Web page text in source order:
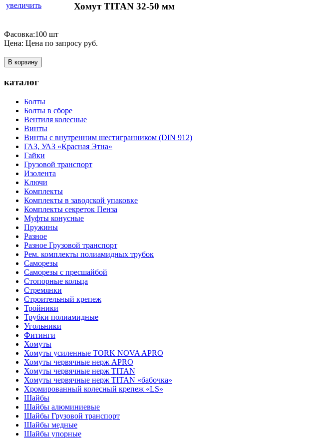
увеличить Хомут TITAN 32-50 мм
Фасовка:100 шт
Цена: Цена по запросу руб.
В корзину
каталог
Болты
Болты в сборе
Вентиля колесные
Винты
Винты с внутренним шестигранником (DIN 912)
ГАЗ, УАЗ «Красная Этна»
Гайки
Грузовой транспорт
Изолента
Ключи
Комплекты
Комплекты в заводской упаковке
Комплекты секреток Пенза
Муфты конусные
Пружины
Разное
Разное Грузовой транспорт
Рем. комплекты полиамидных трубок
Саморезы
Саморезы с пресшайбой
Стопорные кольца
Стремянки
Строительный крепеж
Тройники
Трубки полиамидные
Угольники
Фитинги
Хомуты
Хомуты усиленные TORK NOVA APRO
Хомуты червячные нерж APRO
Хомуты червячные нерж TITAN
Хомуты червячные нерж TITAN «бабочка»
Хромированный колесный крепеж «LS»
Шайбы
Шайбы алюминиевые
Шайбы Грузовой транспорт
Шайбы медные
Шайбы упорные